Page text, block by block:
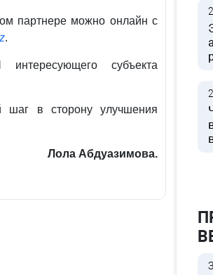
партнере можно онлайн с
.
субъекта
шаг в сторону улучшения
Лола Абдуазимова.